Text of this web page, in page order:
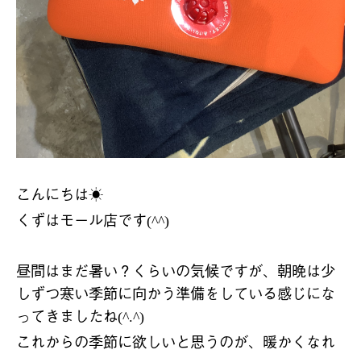
こんにちは☀️
くずはモール店です(^^)
昼間はまだ暑い？くらいの気候ですが、朝晩は少
しずつ寒い季節に向かう準備をしている感じにな
ってきましたね(^.^)
これからの季節に欲しいと思うのが、暖かくなれ